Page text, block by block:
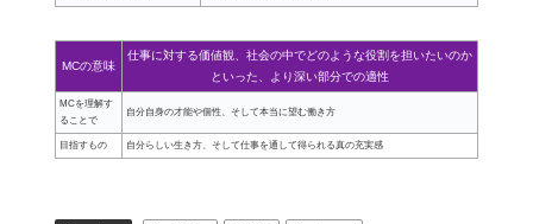
MCの意味
仕事に対する価値観、社会の中でどのような役割を担いたいのか
といった、より深い部分での適性
MCを理解す
ることで
自分自身の才能や個性、そして本当に望む働き方
目指すもの 自分らしい生き方、そして仕事を通して得られる真の充実感